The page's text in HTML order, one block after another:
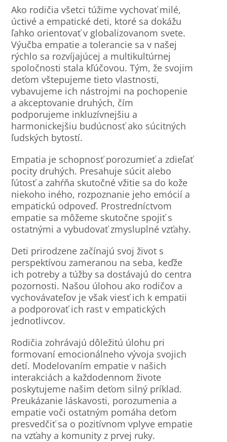
Ako rodičia všetci túžime vychovať milé,
úctivé a empatické deti, ktoré sa dokážu
ľahko orientovať v globalizovanom svete.
Výučba empatie a tolerancie sa v našej
rýchlo sa rozvíjajúcej a multikultúrnej
spoločnosti stala kľúčovou. Tým, že svojim
deťom vštepujeme tieto vlastnosti,
vybavujeme ich nástrojmi na pochopenie
a akceptovanie druhých, čím
podporujeme inkluzívnejšiu a
harmonickejšiu budúcnosť ako súcitných
ľudských bytostí.
Empatia je schopnosť porozumieť a zdieľať
pocity druhých. Presahuje súcit alebo
ľútosť a zahŕňa skutočné vžitie sa do kože
niekoho iného, rozpoznanie jeho emócií a
empatickú odpoveď. Prostredníctvom
empatie sa môžeme skutočne spojiť s
ostatnými a vybudovať zmysluplné vzťahy.
Deti prirodzene začínajú svoj život s
perspektívou zameranou na seba, keďže
ich potreby a túžby sa dostávajú do centra
pozornosti. Našou úlohou ako rodičov a
vychovávateľov je však viesť ich k empatii
a podporovať ich rast v empatických
jednotlivcov.
Rodičia zohrávajú dôležitú úlohu pri
formovaní emocionálneho vývoja svojich
detí. Modelovaním empatie v našich
interakciách a každodennom živote
poskytujeme našim deťom silný príklad.
Preukázanie láskavosti, porozumenia a
empatie voči ostatným pomáha deťom
presvedčiť sa o pozitívnom vplyve empatie
na vzťahy a komunity z prvej ruky.